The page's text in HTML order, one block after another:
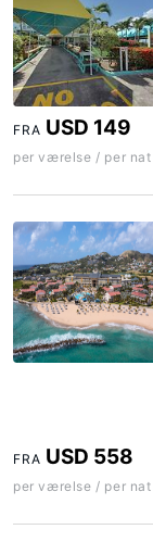
FRA USD 149
per værelse / per nat
FRA USD 558
per værelse / per nat